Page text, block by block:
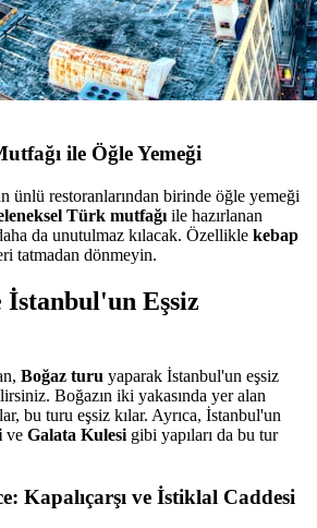
ile Öğle Yemeği
ünlü restoranlarından birinde öğle yemeği
Türk mutfağı ile hazırlanan
da unutulmaz kılacak. Özellikle kebap
tatmadan dönmeyin.
Eşsiz
Boğaz turu yaparak İstanbul'un eşsiz
Boğazın iki yakasında yer alan
bu turu eşsiz kılar. Ayrıca, İstanbul'un
ve Galata Kulesigibi yapıları da bu tur
Kapalıçarşı ve İstiklal Caddesi